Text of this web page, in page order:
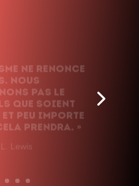
Nous
pas le
que soient
peu importe
prendra. »